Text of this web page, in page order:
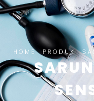
HOME PRODUK